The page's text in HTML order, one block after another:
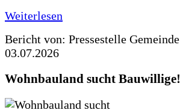
Weiterlesen
Bericht von: Pressestelle
03.07.2026
Wohnbauland sucht Bauwillige!